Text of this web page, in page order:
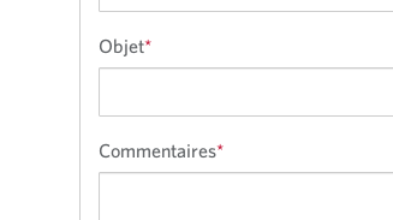
Objet*
Commentaires*